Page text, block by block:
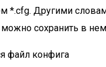
*.cfg. Другими
сохранить в
файл конфига